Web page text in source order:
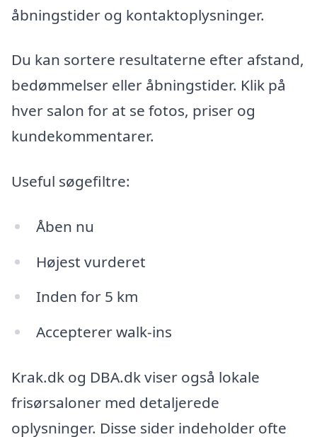
åbningstider og kontaktoplysninger.
Du kan sortere resultaterne efter afstand,
bedømmelser eller åbningstider. Klik på
hver salon for at se fotos, priser og
kundekommentarer.
Useful søgefiltre:
Åben nu
Højest vurderet
Inden for 5 km
Accepterer walk-ins
Krak.dk og DBA.dk viser også lokale
frisørsaloner med detaljerede
oplysninger. Disse sider indeholder ofte